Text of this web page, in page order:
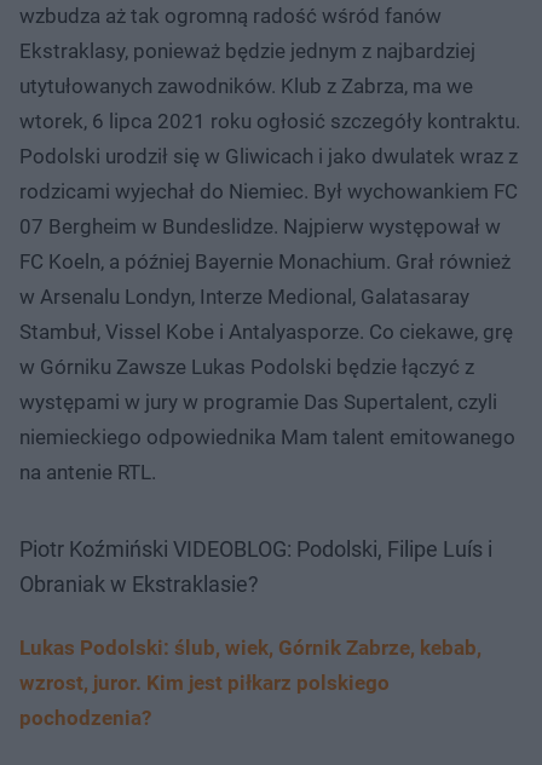
wzbudza aż tak ogromną radość wśród fanów
Ekstraklasy, ponieważ będzie jednym z najbardziej
utytułowanych zawodników. Klub z Zabrza, ma we
wtorek, 6 lipca 2021 roku ogłosić szczegóły kontraktu.
Podolski urodził się w Gliwicach i jako dwulatek wraz z
rodzicami wyjechał do Niemiec. Był wychowankiem FC
07 Bergheim w Bundeslidze. Najpierw występował w
FC Koeln, a później Bayernie Monachium. Grał również
w Arsenalu Londyn, Interze Medional, Galatasaray
Stambuł, Vissel Kobe i Antalyasporze. Co ciekawe, grę
w Górniku Zawsze Lukas Podolski będzie łączyć z
występami w jury w programie Das Supertalent, czyli
niemieckiego odpowiednika Mam talent emitowanego
na antenie RTL.
Piotr Koźmiński VIDEOBLOG: Podolski, Filipe Luís i
Obraniak w Ekstraklasie?
Lukas Podolski: ślub, wiek, Górnik Zabrze, kebab,
wzrost, juror. Kim jest piłkarz polskiego
pochodzenia?